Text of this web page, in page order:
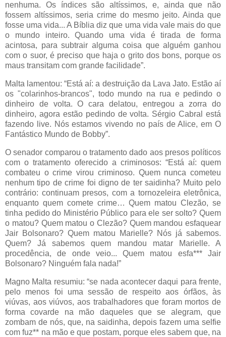
nenhuma. Os índices são altíssimos, e, ainda que não
fossem altíssimos, seria crime do mesmo jeito. Ainda que
fosse uma vida... A Bíblia diz que uma vida vale mais do que
o mundo inteiro. Quando uma vida é tirada de forma
acintosa, para subtrair alguma coisa que alguém ganhou
com o suor, é preciso que haja o grito dos bons, porque os
maus transitam com grande facilidade”.
Malta lamentou: “Está aí: a destruição da Lava Jato. Estão aí
os "colarinhos-brancos", todo mundo na rua e pedindo o
dinheiro de volta. O cara delatou, entregou a zorra do
dinheiro, agora estão pedindo de volta. Sérgio Cabral está
fazendo live. Nós estamos vivendo no país de Alice, em O
Fantástico Mundo de Bobby”.
O senador comparou o tratamento dado aos presos políticos
com o tratamento oferecido a criminosos: “Está aí: quem
combateu o crime virou criminoso. Quem nunca cometeu
nenhum tipo de crime foi digno de ter saidinha? Muito pelo
contrário: continuam presos, com a tornozeleira eletrônica,
enquanto quem comete crime… Quem matou Clezão, se
tinha pedido do Ministério Público para ele ser solto? Quem
o matou? Quem matou o Clezão? Quem mandou esfaquear
Jair Bolsonaro? Quem matou Marielle? Nós já sabemos.
Quem? Já sabemos quem mandou matar Marielle. A
procedência, de onde veio... Quem matou esfa*** Jair
Bolsonaro? Ninguém fala nada!”
Magno Malta resumiu: “se nada acontecer daqui para frente,
pelo menos foi uma sessão de respeito aos órfãos, às
viúvas, aos viúvos, aos trabalhadores que foram mortos de
forma covarde na mão daqueles que se alegram, que
zombam de nós, que, na saidinha, depois fazem uma selfie
com fuz** na mão e que postam, porque eles sabem que, na